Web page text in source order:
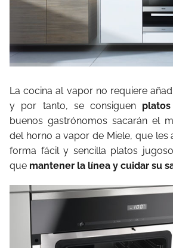
La cocina al vapor no requiere
y por tanto, se consiguen
buenos gastrónomos sacarán el
del horno a vapor de Miele, que les
forma fácil y sencilla platos
que mantener la línea y cuidar su